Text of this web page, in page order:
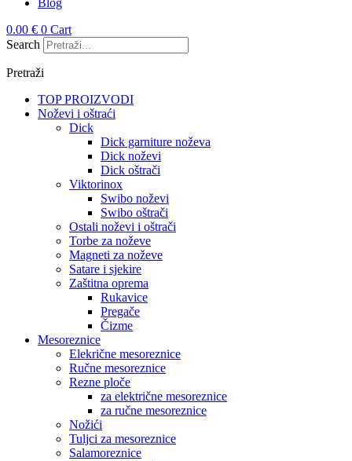
Blog
0.00 € 0 Cart
Search
Pretraži
TOP PROIZVODI
Noževi i oštraći
Dick
Dick garniture noževa
Dick noževi
Dick oštrači
Viktorinox
Swibo noževi
Swibo oštrači
Ostali noževi i oštrači
Torbe za noževe
Magneti za noževe
Satare i sjekire
Zaštitna oprema
Rukavice
Pregače
Čizme
Mesoreznice
Elekrične mesoreznice
Ručne mesoreznice
Rezne ploče
za električne mesoreznice
za ručne mesoreznice
Nožići
Tuljci za mesoreznice
Salamoreznice